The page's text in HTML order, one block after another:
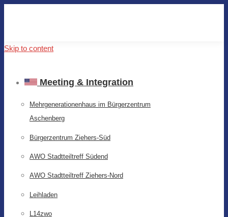
Skip to content
Meeting & Integration
Mehrgenerationenhaus im Bürgerzentrum
Aschenberg
Bürgerzentrum Ziehers-Süd
AWO Stadtteiltreff Südend
AWO Stadtteiltreff Ziehers-Nord
Leihladen
L14zwo